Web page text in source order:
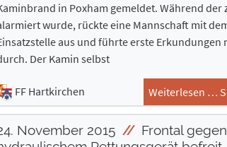
in Poxham gemeldet. Während
wurde, rückte eine Mannschaft mit
aus und führte erste
Der Kamin selbst
FF Hartkirchen Weiterlesen …
November 2015
Frontal